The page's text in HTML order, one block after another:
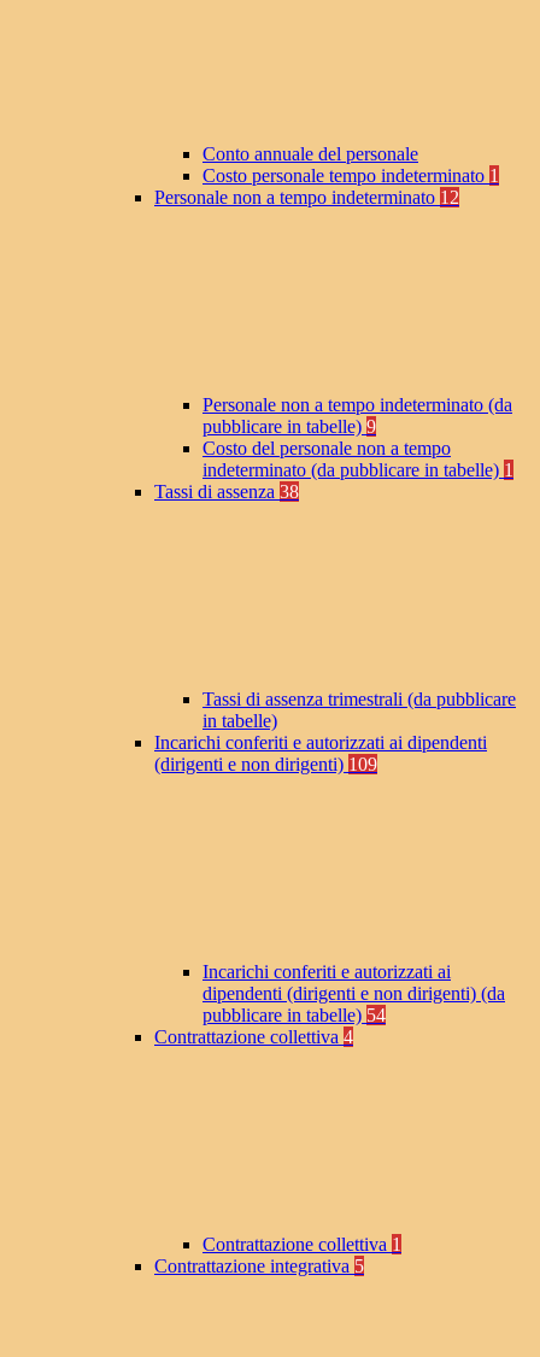
Conto annuale del personale
Costo personale tempo indeterminato 1
Personale non a tempo indeterminato 12
Personale non a tempo indeterminato (da
pubblicare in tabelle) 9
Costo del personale non a tempo
indeterminato (da pubblicare in tabelle) 1
Tassi di assenza 38
Tassi di assenza trimestrali (da pubblicare
in tabelle)
Incarichi conferiti e autorizzati ai dipendenti
(dirigenti e non dirigenti) 109
Incarichi conferiti e autorizzati ai
dipendenti (dirigenti e non dirigenti) (da
pubblicare in tabelle) 54
Contrattazione collettiva 4
Contrattazione collettiva 1
Contrattazione integrativa 5